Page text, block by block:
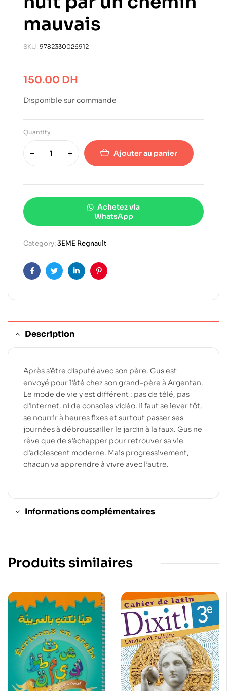
mauvais
SKU: 9782330026912
150.00 DH
Disponible sur commande
Quantity
Ajouter au panier
Achetez via
WhatsApp
Category:3EME Regnault
FacebookTwitterLinkedinPinterest
Description
Après s’être disputé avec son père, Gus est
envoyé pour l’été chez son grand-père à Argentan.
Le mode de vie y est différent : pas de télé, pas
d’Internet, ni de consoles vidéo. Il faut se lever tôt,
se nourrir à heures fixes et surtout passer ses
journées à débroussailler le jardin à la faux. Gus ne
rêve que de s’échapper pour retrouver sa vie
d’adolescent moderne. Mais progressivement,
chacun va apprendre à vivre avec l’autre.
Informations complémentaires
Produits similaires